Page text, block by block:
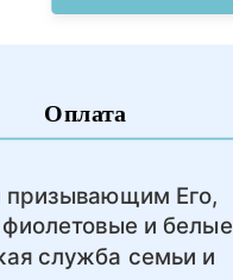
Оплата
призывающим Его,
и белые
служба семьи и